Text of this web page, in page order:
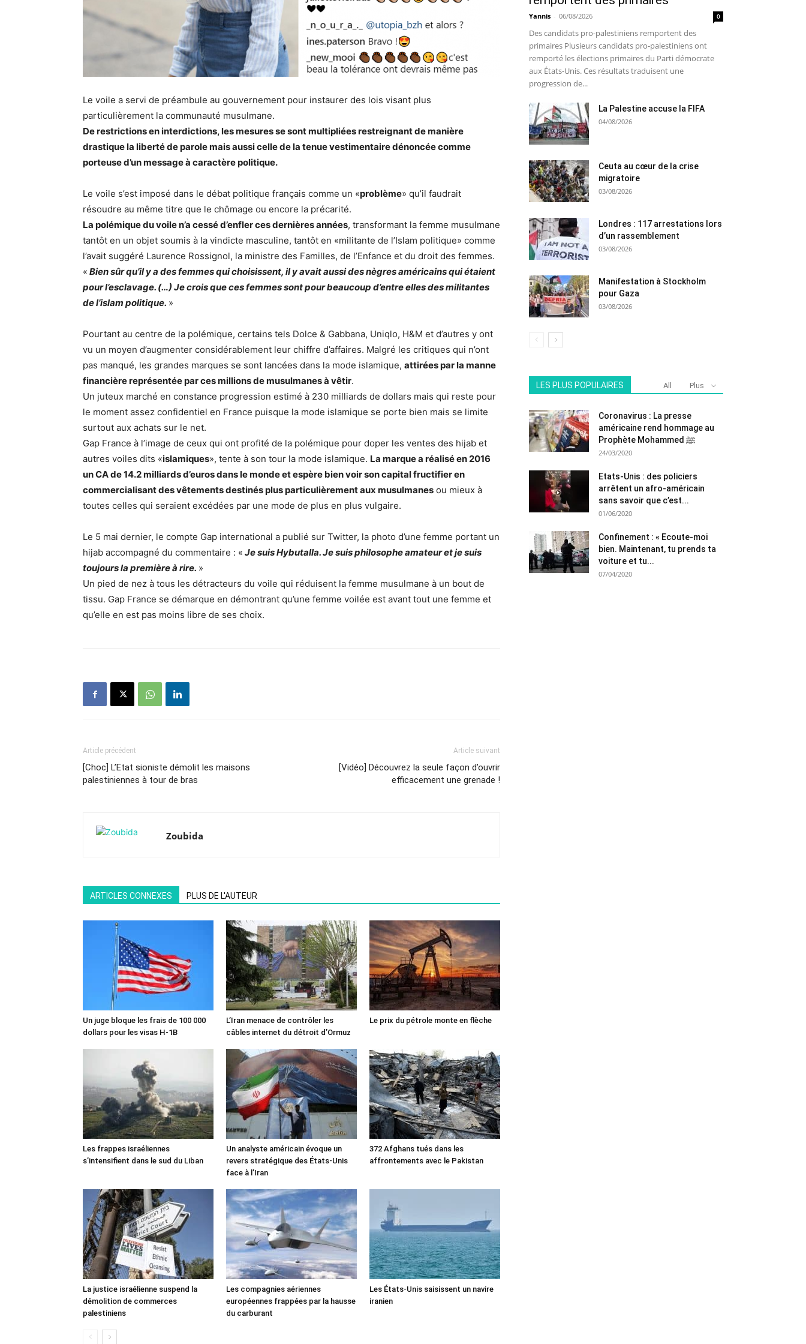
Le voile a servi de préambule au gouvernement pour instaurer des lois visant plus
particulièrement la communauté musulmane.
De restrictions en interdictions, les mesures se sont multipliées restreignant de manière
drastique la liberté de parole mais aussi celle de la tenue vestimentaire dénoncée comme
porteuse d’un message à caractère politique.
Le voile s’est imposé dans le débat politique français comme un «problème» qu’il faudrait
résoudre au même titre que le chômage ou encore la précarité.
La polémique du voile n’a cessé d’enfler ces dernières années, transformant la femme musulmane
tantôt en un objet soumis à la vindicte masculine, tantôt en «militante de l’Islam politique» comme
l’avait suggéré Laurence Rossignol, la ministre des Familles, de l’Enfance et du droit des femmes.
« Bien sûr qu’il y a des femmes qui choisissent, il y avait aussi des nègres américains qui étaient
pour l’esclavage. (…) Je crois que ces femmes sont pour beaucoup d’entre elles des militantes
de l’islam politique. »
Pourtant au centre de la polémique, certains tels Dolce & Gabbana, Uniqlo, H&M et d’autres y ont
vu un moyen d’augmenter considérablement leur chiffre d’affaires. Malgré les critiques qui n’ont
pas manqué, les grandes marques se sont lancées dans la mode islamique, attirées par la manne
financière représentée par ces millions de musulmanes à vêtir.
Un juteux marché en constance progression estimé à 230 milliards de dollars mais qui reste pour
le moment assez confidentiel en France puisque la mode islamique se porte bien mais se limite
surtout aux achats sur le net.
Gap France à l’image de ceux qui ont profité de la polémique pour doper les ventes des hijab et
autres voiles dits «islamiques», tente à son tour la mode islamique. La marque a réalisé en 2016
un CA de 14.2 milliards d’euros dans le monde et espère bien voir son capital fructifier en
commercialisant des vêtements destinés plus particulièrement aux musulmanes ou mieux à
toutes celles qui seraient excédées par une mode de plus en plus vulgaire.
Le 5 mai dernier, le compte Gap international a publié sur Twitter, la photo d’une femme portant un
hijab accompagné du commentaire : « Je suis Hybutalla. Je suis philosophe amateur et je suis
toujours la première à rire. »
Un pied de nez à tous les détracteurs du voile qui réduisent la femme musulmane à un bout de
tissu. Gap France se démarque en démontrant qu’une femme voilée est avant tout une femme et
qu’elle en est pas moins libre de ses choix.
Article précédent
[Choc] L’Etat sioniste démolit les maisons
palestiniennes à tour de bras
Article suivant
[Vidéo] Découvrez la seule façon d’ouvrir
efficacement une grenade !
Zoubida
ARTICLES CONNEXES PLUS DE L'AUTEUR
Un juge bloque les frais de 100 000
dollars pour les visas H-1B
L’Iran menace de contrôler les
câbles internet du détroit d’Ormuz
Le prix du pétrole monte en flèche
Les frappes israéliennes
s’intensifient dans le sud du Liban
Un analyste américain évoque un
revers stratégique des États-Unis
face à l’Iran
372 Afghans tués dans les
affrontements avec le Pakistan
La justice israélienne suspend la
démolition de commerces
palestiniens
Les compagnies aériennes
européennes frappées par la hausse
du carburant
Les États-Unis saisissent un navire
iranien
Yannis - 06/08/2026 0
Des candidats pro-palestiniens remportent des
primaires Plusieurs candidats pro-palestiniens ont
remporté les élections primaires du Parti démocrate
aux États-Unis. Ces résultats traduisent une
progression de...
La Palestine accuse la FIFA
04/08/2026
Ceuta au cœur de la crise
migratoire
03/08/2026
Londres : 117 arrestations lors
d’un rassemblement
03/08/2026
Manifestation à Stockholm
pour Gaza
03/08/2026
LES PLUS POPULAIRES All Plus
Coronavirus : La presse
américaine rend hommage au
Prophète Mohammed ﷺ
24/03/2020
Etats-Unis : des policiers
arrêtent un afro-américain
sans savoir que c’est...
01/06/2020
Confinement : « Ecoute-moi
bien. Maintenant, tu prends ta
voiture et tu...
07/04/2020